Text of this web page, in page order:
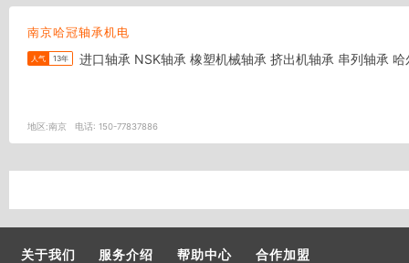
南京哈冠轴承机电
人气 13年 进口轴承 NSK
地区:南京 电话: 150-77837886
关于我们 服务介绍 帮助中心 合作加盟